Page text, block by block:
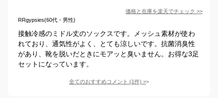
価格と在庫を楽天でチェック >>
RRgypsies(60代・男性)
接触冷感のミドル丈のソックスです。メッシュ素材が使わ
れており、通気性がよく、とても涼しいです。抗菌消臭性
があり、靴を脱いだときにモアッと臭いません。お得な3足
セットになっています。
全てのおすすめコメント (1件) >